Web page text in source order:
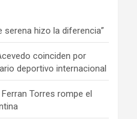
serena hizo la diferencia”
coinciden por
deportivo internacional
Torres rompe el